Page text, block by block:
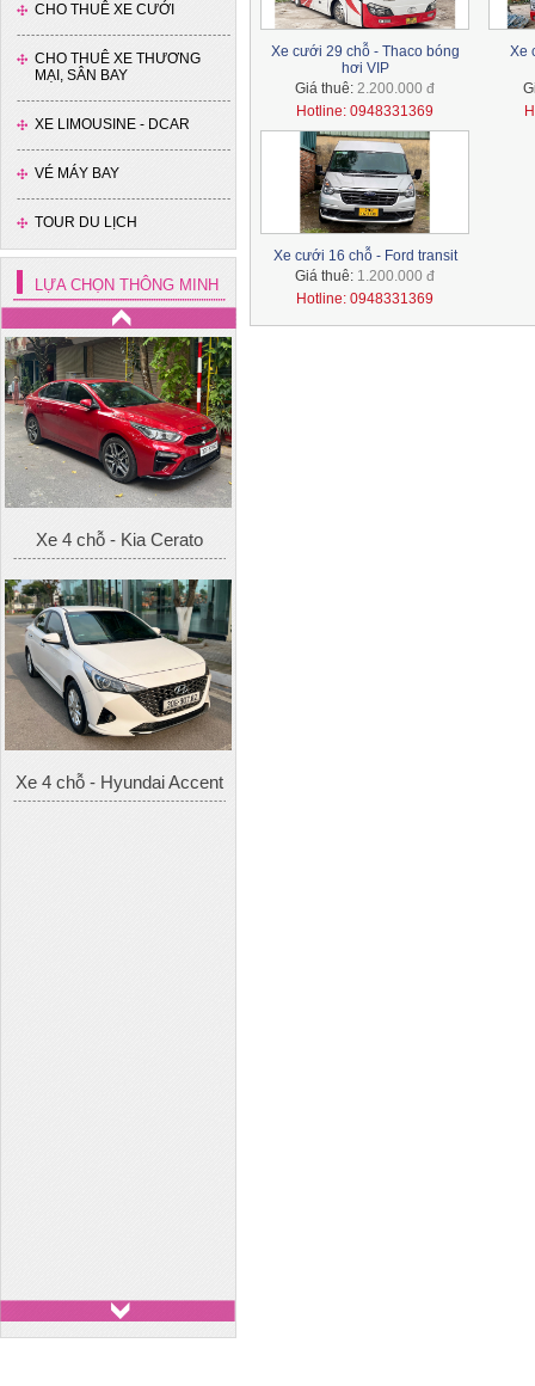
CHO THUÊ XE CƯỚI
CHO THUÊ XE THƯƠNG
MẠI, SÂN BAY
XE LIMOUSINE - DCAR
VÉ MÁY BAY
TOUR DU LỊCH
LỰA CHỌN THÔNG MINH
Xe 4 chỗ - Kia Cerato
Xe 4 chỗ - Hyundai Accent
Xe cưới 29 chỗ - Thaco bóng
hơi VIP
Giá thuê: 2.200.000 đ
Hotline: 0948331369
Xe
Xe cưới 16 chỗ - Ford transit
Giá thuê: 1.200.000 đ
Hotline: 0948331369